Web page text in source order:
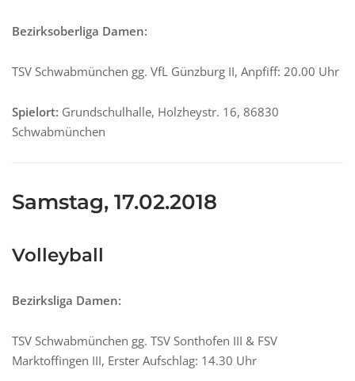
Bezirksoberliga Damen:
TSV Schwabmünchen gg. VfL Günzburg II, Anpfiff: 20.00 Uhr
Spielort: Grundschulhalle, Holzheystr. 16, 86830
Schwabmünchen
Samstag, 17.02.2018
Volleyball
Bezirksliga Damen:
TSV Schwabmünchen gg. TSV Sonthofen III & FSV
Marktoffingen III, Erster Aufschlag: 14.30 Uhr